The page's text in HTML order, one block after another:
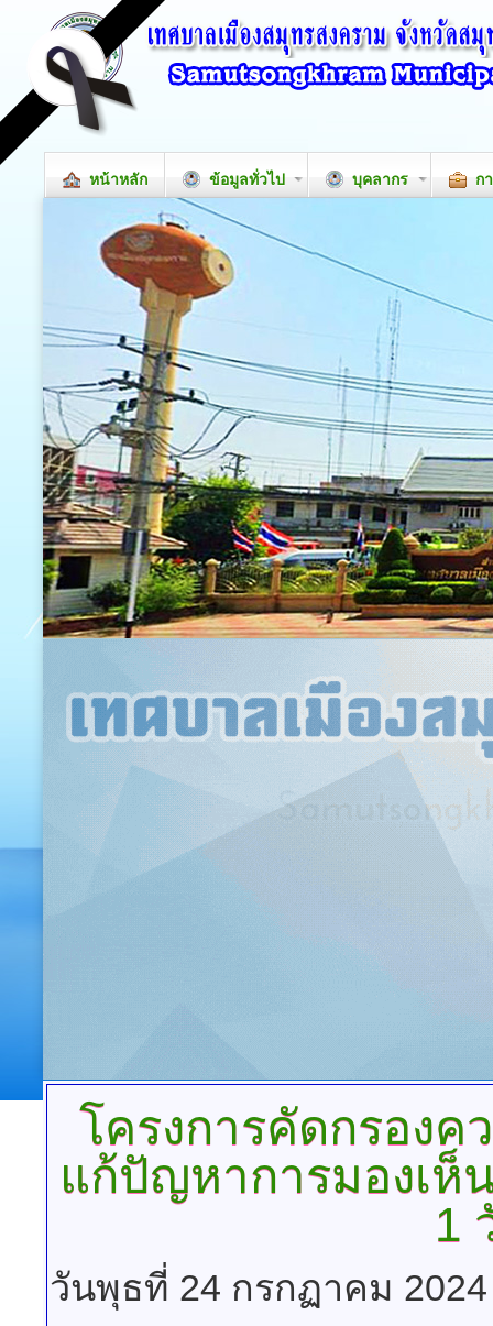
หน้าหลัก ข้อมูลทั่วไป บุคลากร ก
โครงการคัดกรอง
แก้ปัญหาการมองเห็
1
วันพุธที่ 24 กรกฏาคม 2024